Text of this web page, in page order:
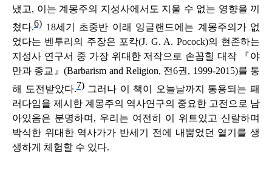
냈고, 이는 계몽주의 지성사에서도 지울 수 없는 영향을 끼
쳤다.6) 18세기 초중반 이래 잉글랜드에는 계몽주의가 없
었다는 벤투리의 주장은 포칵(J. G. A. Pocock)의 현존하는
지성사 연구서 중 가장 위대한 저작으로 손꼽힐 대작 『야
만과 종교』(Barbarism and Religion, 전6권, 1999-2015)를 통
해 도전받았다.7) 그러나 이 책이 오늘날까지 통용되는 패
러다임을 제시한 계몽주의 역사연구의 중요한 고전으로 남
아있음은 분명하며, 우리는 여전히 이 위트있고 신랄하며
박식한 위대한 역사가가 반세기 전에 내뿜었던 열기를 생
생하게 체험할 수 있다.